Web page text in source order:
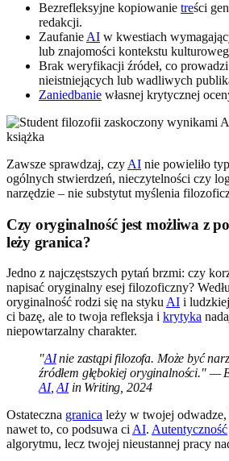
Bezrefleksyjne kopiowanie treści
redakcji.
Zaufanie AI w kwestiach
lub znajomości kontekstu
Brak weryfikacji źródeł, co
nieistniejących lub wadliwych
Zaniedbanie własnej krytycznej
Zawsze sprawdzaj, czy AI nie powieliło
ogólnych stwierdzeń, nieczytelności czy
narzędzie – nie substytut myślenia
Czy oryginalność jest możliwa z
leży granica?
Jedno z najczęstszych pytań brzmi: czy
napisać oryginalny esej filozoficzny?
oryginalność rodzi się na stykuAI i
ci bazę, ale to twoja refleksja i krytyka
niepowtarzalny charakter.
"AInie zastąpi filozofa. Może być
źródłem głębokiej oryginalności." —
AI,AIin Writing, 2024
Ostateczna granica leży w twojej
nawet to, co podsuwa ciAI. Autentyczność
algorytmu, lecz twojej nieustannej pracy